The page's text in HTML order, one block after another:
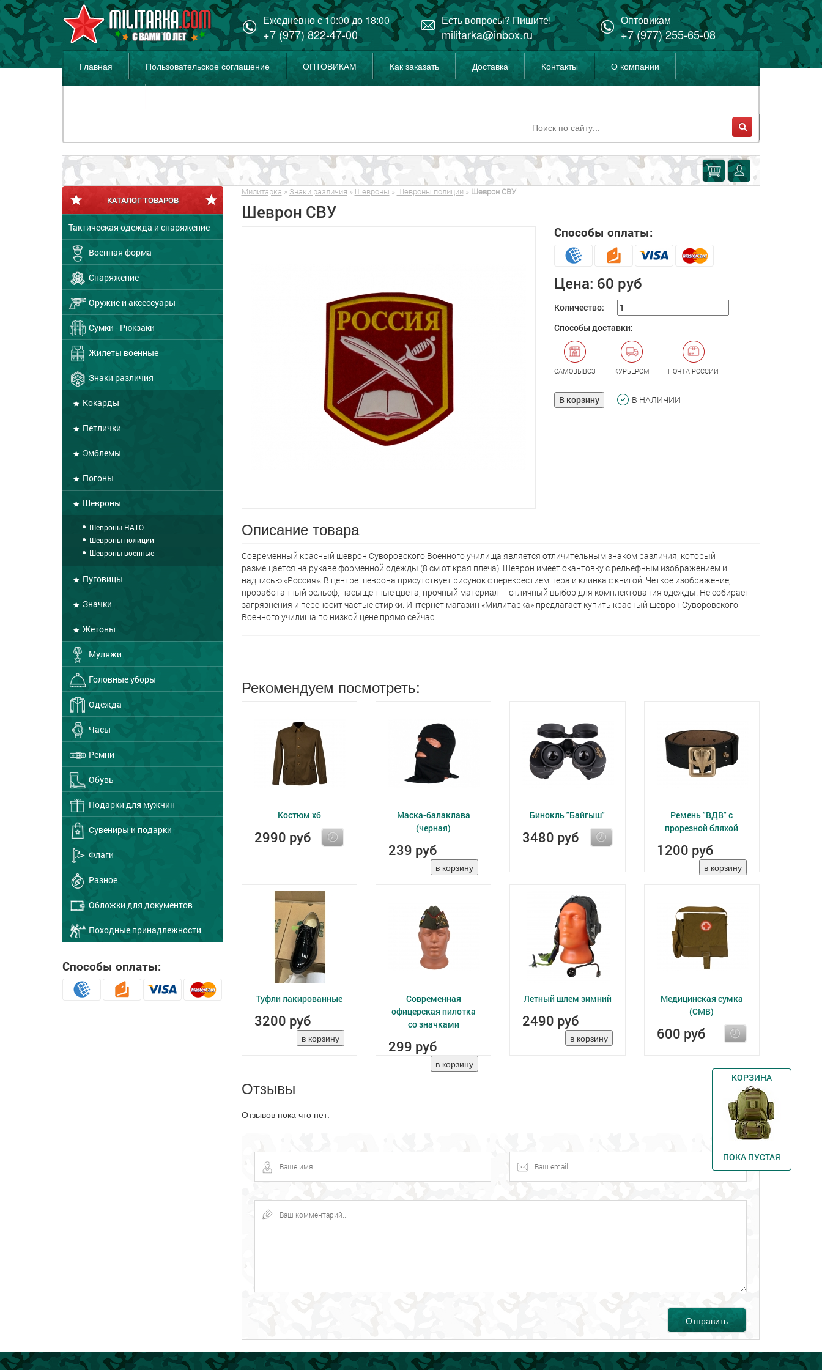
Ежедневно с 10:00 до 18:00
+7 (977) 822-47-00
Есть вопросы? Пишите!
militarka@inbox.ru
Оптовикам
+7 (977) 255-65-08
Главная Пользовательское соглашение ОПТОВИКАМ Как заказать Доставка Контакты О компании
КАТАЛОГ ТОВАРОВ
Тактическая одежда и снаряжение
Военная форма
Снаряжение
Оружие и аксессуары
Сумки - Рюкзаки
Жилеты военные
Знаки различия
Кокарды
Петлички
Эмблемы
Погоны
Шевроны
Шевроны НАТО
Шевроны полиции
Шевроны военные
Пуговицы
Значки
Жетоны
Муляжи
Головные уборы
Одежда
Часы
Ремни
Обувь
Подарки для мужчин
Сувениры и подарки
Флаги
Разное
Обложки для документов
Походные принадлежности
Способы оплаты:
Милитарка » Знаки различия » Шевроны » Шевроны полиции » Шеврон СВУ
Шеврон СВУ
Способы оплаты:
Цена: 60 руб
Количество:
Способы доставки:
САМОВЫВОЗ КУРЬЕРОМ ПОЧТА РОССИИ
В корзину В НАЛИЧИИ
Описание товара
Современный красный шеврон Суворовского Военного училища является отличительным знаком различия, который
размещается на рукаве форменной одежды (8 см от края плеча). Шеврон имеет окантовку с рельефным изображением и
надписью «Россия». В центре шеврона присутствует рисунок с перекрестием пера и клинка с книгой. Четкое изображение,
проработанный рельеф, насыщенные цвета, прочный материал – отличный выбор для комплектования одежды. Не собирает
загрязнения и переносит частые стирки. Интернет магазин «Милитарка» предлагает кyпить красный шеврон Суворовского
Военного училища по низкой цене прямо сейчас.
Рекомендуем посмотреть:
Костюм хб
2990 руб
Маска-балаклава
(черная)
239 руб
Бинокль "Байгыш"
3480 руб
Ремень "ВДВ" с
прорезной бляхой
1200 руб
Туфли лакированные
3200 руб
Современная
офицерская пилотка
со значками
299 руб
Летный шлем зимний
2490 руб
Медицинская сумка
(СМВ)
600 руб
Отзывы
Отзывов пока что нет.
Отправить
КОРЗИНА
ПОКА ПУСТАЯ